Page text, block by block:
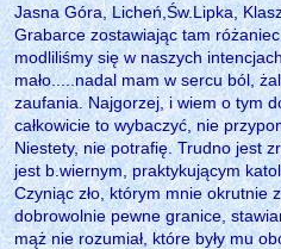
Jasna Góra, Licheń,Św.Lipka,
Grabarce zostawiając tam
modliliśmy się w naszych
mało.....nadal mam w sercu ból,
zaufania. Najgorzej, i wiem o tym
całkowicie to wybaczyć, nie
Niestety, nie potrafię. Trudno jest
jest b.wiernym, praktykującym
Czyniąc zło, którym mnie okrutnie
dobrowolnie pewne granice,
mąż nie rozumiał, które były mu